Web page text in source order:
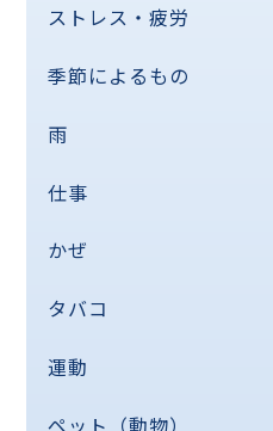
ストレス・疲労
季節によるもの
雨
仕事
かぜ
タバコ
運動
ペット（動物）